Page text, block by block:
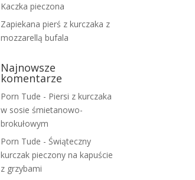
Kaczka pieczona
Zapiekana pierś z kurczaka z
mozzarellą bufala
Najnowsze
komentarze
Porn Tude - Piersi z kurczaka
w sosie śmietanowo-
brokułowym
Porn Tude -Świąteczny
kurczak pieczony na kapuście
z grzybami